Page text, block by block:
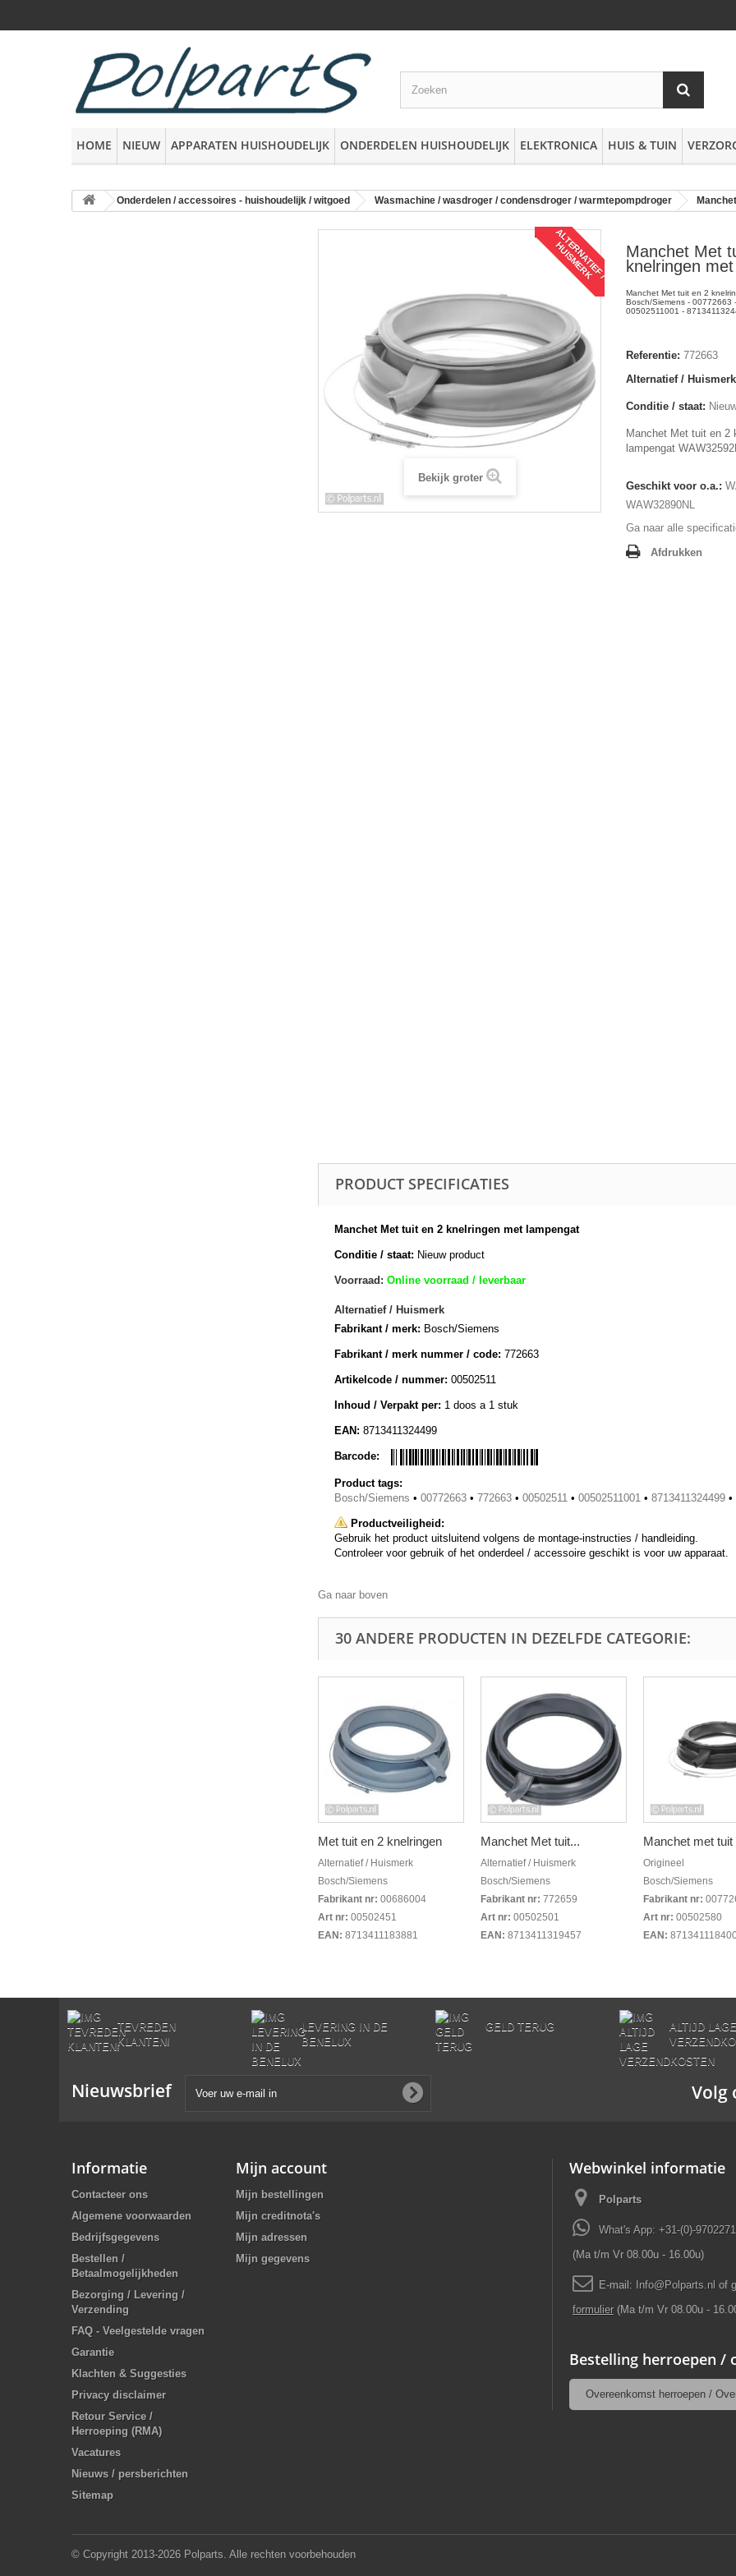
HOME NIEUW APPARATEN HUISHOUDELIJK ONDERDELEN HUISHOUDELIJK ELEKTRONICA HUIS & TUIN
Onderdelen / accessoires - huishoudelijk / witgoed Wasmachine / wasdroger / condensdroger / warmtepompdroger Manchet
A
L
T
E
R
N
A
T
I
E
F
/
H
U
I
S
M
E
R
K
Bekijk groter
Manchet Met
knelringen
Manchet Met tuit en 2
Bosch/Siemens - 00772663
00502511001 -
Referentie: 772663
Alternatief / Huismerk
Conditie / staat:
Manchet Met tuit en 2
lampengat
Geschikt voor o.a.:
WAW32890NL
Ga naar alle
Afdrukken
PRODUCT SPECIFICATIES
Manchet Met tuit en 2 knelringen met lampengat
Conditie / staat: Nieuw product
Voorraad: Online voorraad / leverbaar
Alternatief / Huismerk
Fabrikant / merk: Bosch/Siemens
Fabrikant / merk nummer / code: 772663
Artikelcode / nummer: 00502511
Inhoud / Verpakt per: 1 doos a 1 stuk
EAN: 8713411324499
Barcode:
Product tags:
Bosch/Siemens • 00772663 • 772663 • 00502511 • 00502511001 • 8713411324499 •
Productveiligheid:
Gebruik het product uitsluitend volgens de montage-instructies / handleiding.
Controleer voor gebruik of het onderdeel / accessoire geschikt is voor uw apparaat.
Ga naar boven
30 ANDERE PRODUCTEN IN DEZELFDE CATEGORIE:
Met tuit en 2 knelringen
Alternatief / Huismerk
Bosch/Siemens
Fabrikant nr: 00686004
Art nr: 00502451
EAN: 8713411183881
Manchet Met tuit...
Alternatief / Huismerk
Bosch/Siemens
Fabrikant nr: 772659
Art nr: 00502501
EAN: 8713411319457
Manchet met tuit
Origineel
Bosch/Siemens
Fabrikant nr:
Art nr: 00502580
EAN:
TEVREDEN
KLANTEN!
LEVERING IN DE
BENELUX
GELD TERUG
ALTIJD LAGE
Nieuwsbrief Volg
Informatie
Contacteer ons
Algemene voorwaarden
Bedrijfsgegevens
Bestellen /
Betaalmogelijkheden
Bezorging / Levering /
Verzending
FAQ - Veelgestelde vragen
Garantie
Klachten & Suggesties
Privacy disclaimer
Retour Service /
Herroeping (RMA)
Vacatures
Nieuws / persberichten
Sitemap
© Copyright 2013-2026 Polparts. Alle rechten voorbehouden
Mijn account
Mijn bestellingen
Mijn creditnota's
Mijn adressen
Mijn gegevens
Webwinkel informatie
Polparts
What's App: +31-(0)-
(Ma t/m Vr 08.00u - 16.00u)
E-mail: Info@Polparts nl of
formulier (Ma t/m Vr 08.00u -
Bestelling herroepen /
Overeenkomst herroepen /